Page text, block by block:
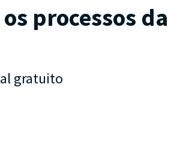
processos da
gratuito